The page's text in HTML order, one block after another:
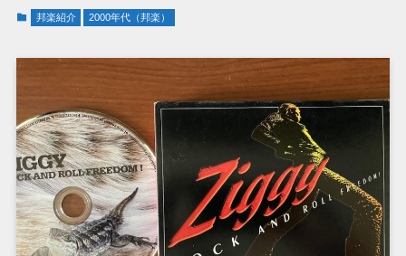
邦楽紹介 2000年代（邦楽）